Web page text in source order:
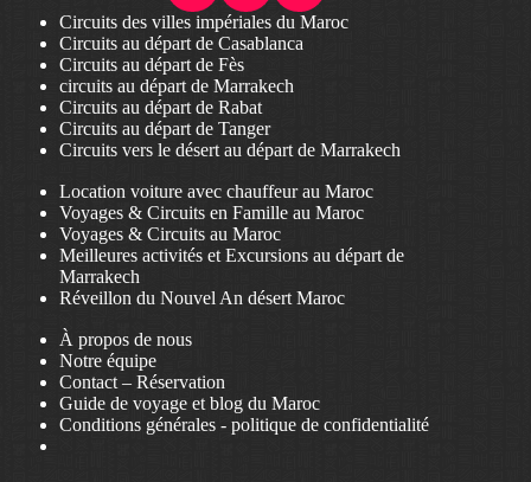
Circuits des villes impériales du Maroc
Circuits au départ de Casablanca
Circuits au départ de Fès
circuits au départ de Marrakech
Circuits au départ de Rabat
Circuits au départ de Tanger
Circuits vers le désert au départ de Marrakech
Location voiture avec chauffeur au Maroc
Voyages & Circuits en Famille au Maroc
Voyages & Circuits au Maroc
Meilleures activités et Excursions au départ de
Marrakech
Réveillon du Nouvel An désert Maroc
À propos de nous
Notre équipe
Contact – Réservation
Guide de voyage et blog du Maroc
Conditions générales - politique de confidentialité